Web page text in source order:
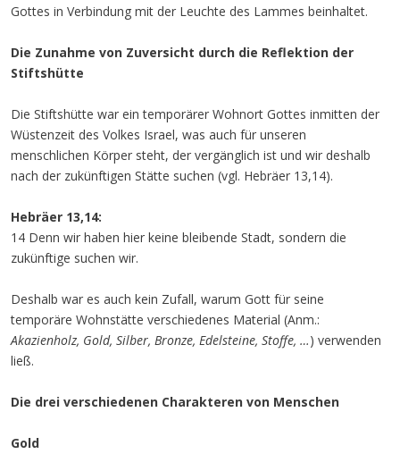
Gottes in Verbindung mit der Leuchte des Lammes beinhaltet.
Die Zunahme von Zuversicht durch die Reflektion der
Stiftshütte
Die Stiftshütte war ein temporärer Wohnort Gottes inmitten der
Wüstenzeit des Volkes Israel, was auch für unseren
menschlichen Körper steht, der vergänglich ist und wir deshalb
nach der zukünftigen Stätte suchen (vgl. Hebräer 13,14).
Hebräer 13,14:
14 Denn wir haben hier keine bleibende Stadt, sondern die
zukünftige suchen wir.
Deshalb war es auch kein Zufall, warum Gott für seine
temporäre Wohnstätte verschiedenes Material (Anm.:
Akazienholz, Gold, Silber, Bronze, Edelsteine, Stoffe, …) verwenden
ließ.
Die drei verschiedenen Charakteren von Menschen
Gold